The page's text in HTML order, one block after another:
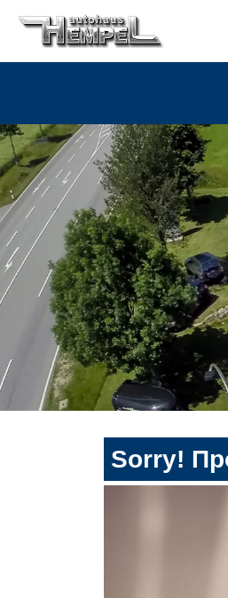
Sorry!